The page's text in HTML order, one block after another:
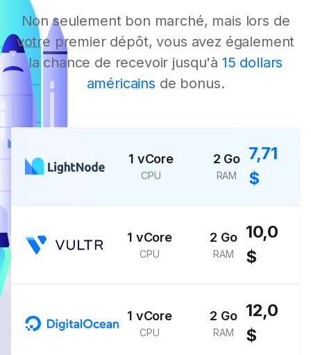
Non seulement bon marché, mais lors de
votre premier dépôt, vous avez également
la chance de recevoir jusqu'à 15 dollars
américains de bonus.
1 vCore
CPU
2 Go
RAM
7,71
$
1 vCore
CPU
2 Go
RAM
10,0
$
1 vCore
CPU
2 Go
RAM
12,0
$